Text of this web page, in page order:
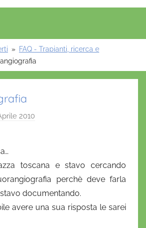
FAQ - Trapianti, ricerca e
2010
n
i
e
l
toscana e stavo cercando
perchè deve farla
documentando.
avere una sua risposta le sarei